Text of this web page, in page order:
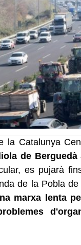
la Catalunya
de
es pujarà
de la Pobla
marxa lenta